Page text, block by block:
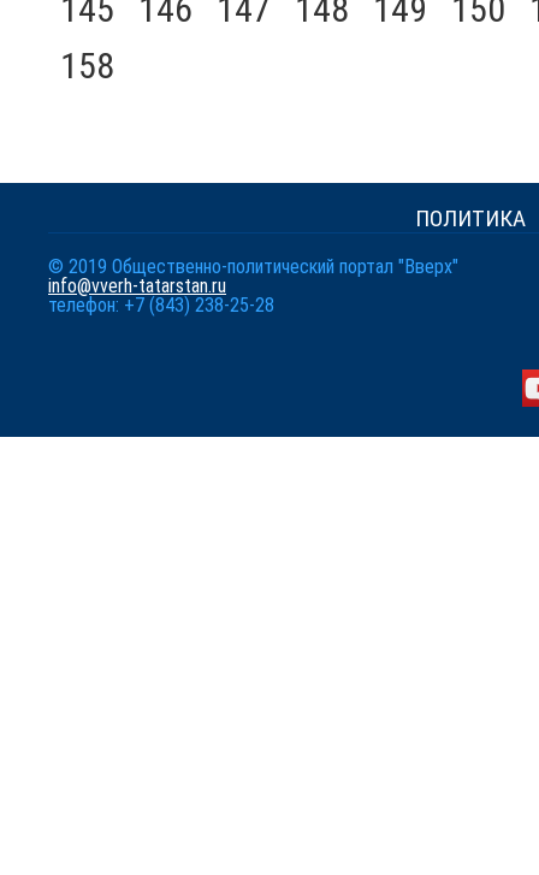
145 146 147 148 149 150
158
ПОЛИТИКА
© 2019 Общественно-политический портал "Вверх"
info@vverh-tatarstan.ru
телефон: +7 (843) 238-25-28